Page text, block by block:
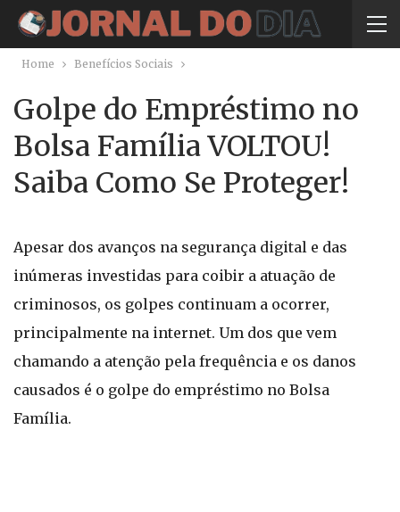
Home Benefícios Sociais
Golpe do Empréstimo no
Bolsa Família VOLTOU!
Saiba Como Se Proteger!
Apesar dos avanços na segurança digital e das
inúmeras investidas para coibir a atuação de
criminosos, os golpes continuam a ocorrer,
principalmente na internet. Um dos que vem
chamando a atenção pela frequência e os danos
causados é o golpe do empréstimo no Bolsa
Família.